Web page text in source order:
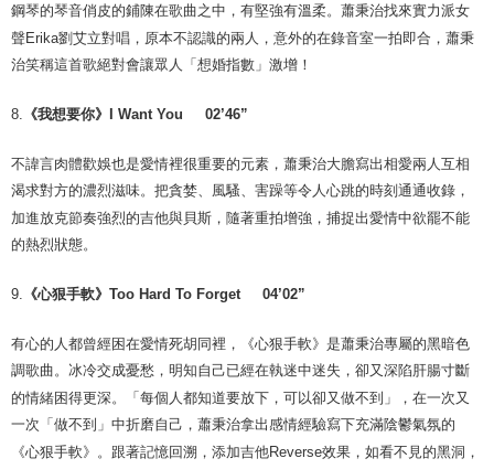
鋼琴的琴音俏皮的鋪陳在歌曲之中，有堅強有溫柔。蕭秉治找來實力派女
聲Erika劉艾立對唱，原本不認識的兩人，意外的在錄音室一拍即合，蕭秉
治笑稱這首歌絕對會讓眾人「想婚指數」激增！
8. 《我想要你》 I Want You 02’46”
不諱言肉體歡娛也是愛情裡很重要的元素，蕭秉治大膽寫出相愛兩人互相
渴求對方的濃烈滋味。把貪婪、風騷、害躁等令人心跳的時刻通通收錄，
加進放克節奏強烈的吉他與貝斯，隨著重拍增強，捕捉出愛情中欲罷不能
的熱烈狀態。
9. 《心狠手軟》 Too Hard To Forget 04’02”
有心的人都曾經困在愛情死胡同裡，《心狠手軟》是蕭秉治專屬的黑暗色
調歌曲。冰冷交成憂愁，明知自己已經在執迷中迷失，卻又深陷肝腸寸斷
的情緒困得更深。「每個人都知道要放下，可以卻又做不到」，在一次又
一次「做不到」中折磨自己，蕭秉治拿出感情經驗寫下充滿陰鬱氣氛的
《心狠手軟》。跟著記憶回溯，添加吉他Reverse效果，如看不見的黑洞，